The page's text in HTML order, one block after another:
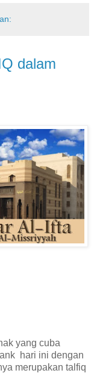
dalam
yang cuba
hari ini dengan
merupakan talfiq